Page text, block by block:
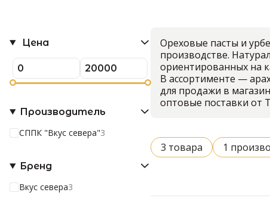
Цена
Производитель
СППК "Вкус севера"3
Бренд
Вкус севера3
Ореховые пасты и
производстве.
ориентированных на
В ассортименте —
для продажи в
оптовые поставки от
3 товара 1